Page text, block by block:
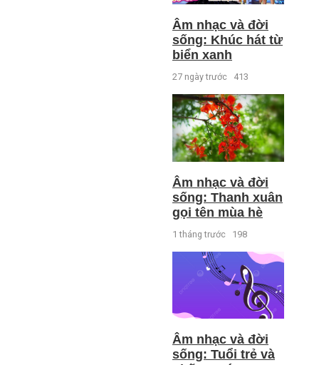
Âm nhạc và đời
sống: Khúc hát từ
biển xanh
27 ngày trước 413
Âm nhạc và đời
sống: Thanh xuân
gọi tên mùa hè
1 tháng trước 198
Âm nhạc và đời
sống: Tuổi trẻ và